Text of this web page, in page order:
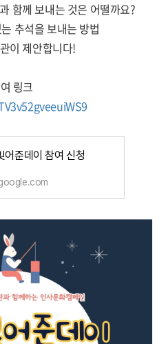
함께 보내는 것은 어떨까요?
추석을 보내는 방법
이 제안합니다!
링크
어준데이 참여 신청